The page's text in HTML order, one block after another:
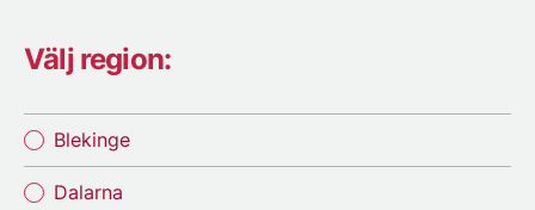
Välj region:
Blekinge
Dalarna